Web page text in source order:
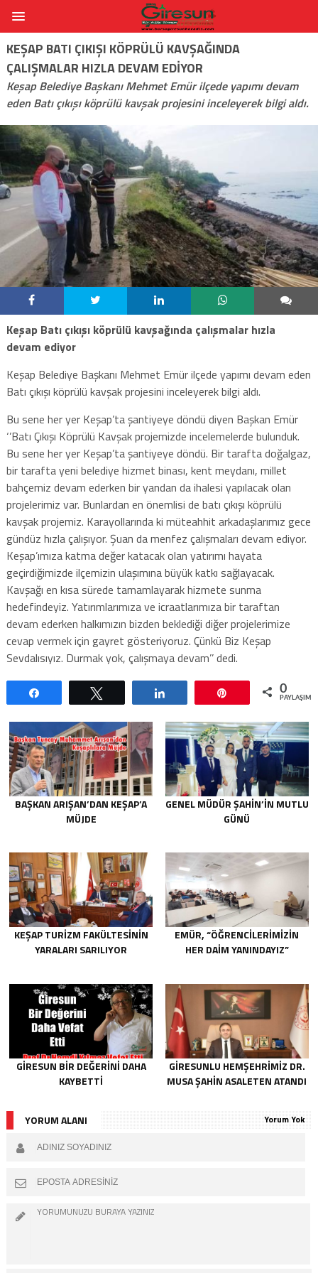
KEŞAP BATI ÇIKIŞI KÖPRÜLÜ KAVŞAĞINDA
ÇALIŞMALAR HIZLA DEVAM EDIYOR
Keşap Belediye Başkanı Mehmet Emür ilçede yapımı devam
eden Batı çıkışı köprülü kavşak projesini inceleyerek bilgi aldı.
Keşap Batı çıkışı köprülü kavşağında çalışmalar hızla
devam ediyor
Keşap Belediye Başkanı Mehmet Emür ilçede yapımı devam eden
Batı çıkışı köprülü kavşak projesini inceleyerek bilgi aldı.
Bu sene her yer Keşap’ta şantiyeye döndü diyen Başkan Emür
‘’Batı Çıkışı Köprülü Kavşak projemizde incelemelerde bulunduk.
Bu sene her yer Keşap’ta şantiyeye döndü. Bir tarafta doğalgaz,
bir tarafta yeni belediye hizmet binası, kent meydanı, millet
bahçemiz devam ederken bir yandan da ihalesi yapılacak olan
projelerimiz var. Bunlardan en önemlisi de batı çıkışı köprülü
kavşak projemiz. Karayollarında ki müteahhit arkadaşlarımız gece
gündüz hızla çalışıyor. Şuan da menfez çalışmaları devam ediyor.
Keşap’ımıza katma değer katacak olan yatırımı hayata
geçirdiğimizde ilçemizin ulaşımına büyük katkı sağlayacak.
Kavşağı en kısa sürede tamamlayarak hizmete sunma
hedefindeyiz. Yatırımlarımıza ve icraatlarımıza bir taraftan
devam ederken halkımızın bizden beklediği diğer projelerimize
cevap vermek için gayret gösteriyoruz. Çünkü Biz Keşap
Sevdalısıyız. Durmak yok, çalışmaya devam’’ dedi.
0
BAŞKAN ARIŞAN’DAN KEŞAP’A
MÜJDE
GENEL MÜDÜR ŞAHIN’IN MUTLU
GÜNÜ
KEŞAP TURIZM FAKÜLTESININ
YARALARI SARILIYOR
EMÜR, “ÖĞRENCILERIMIZIN
HER DAIM YANINDAYIZ”
GIRESUN BIR DEĞERINI DAHA
KAYBETTI
GIRESUNLU HEMŞEHRIMIZ DR.
MUSA ŞAHIN ASALETEN ATANDI
YORUM ALANI Yorum Yok